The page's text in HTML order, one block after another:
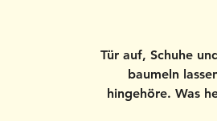
Tür auf, Schuhe
baumeln
hingehöre. Was